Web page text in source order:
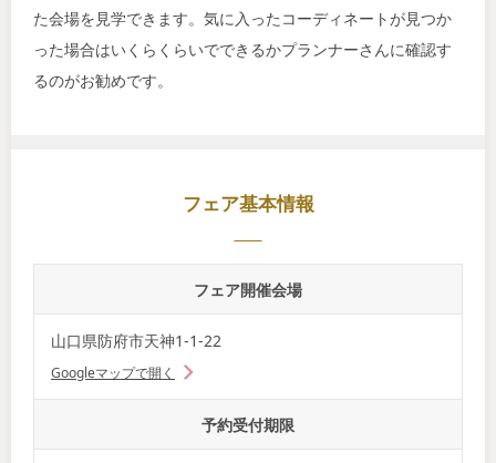
た会場を見学できます。気に入ったコーディネートが見つか
った場合はいくらくらいでできるかプランナーさんに確認す
るのがお勧めです。
フェア基本情報
フェア開催会場
山口県防府市天神1-1-22
Googleマップで開く
予約受付期限